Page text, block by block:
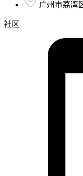
广州市荔湾
社区